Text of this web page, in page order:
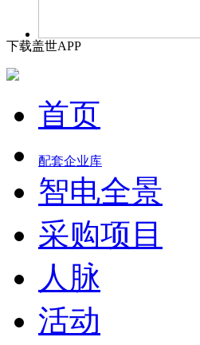
下载盖世APP
首页
配套企业库
智电全景
采购项目
人脉
活动